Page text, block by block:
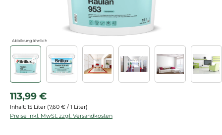
Abbildung ähnlich
Regulärer Preis:
113,99 €
Inhalt: 15 Liter (7,60 € / 1 Liter)
Preise inkl. MwSt. zzgl. Versandkosten